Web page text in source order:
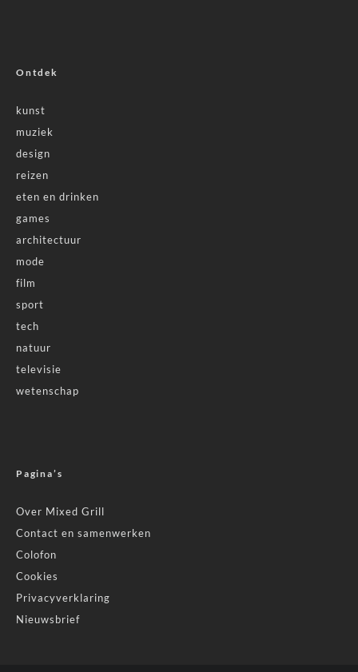
Ontdek
kunst
muziek
design
reizen
eten en drinken
games
architectuur
mode
film
sport
tech
natuur
televisie
wetenschap
Pagina’s
Over Mixed Grill
Contact en samenwerken
Colofon
Cookies
Privacyverklaring
Nieuwsbrief